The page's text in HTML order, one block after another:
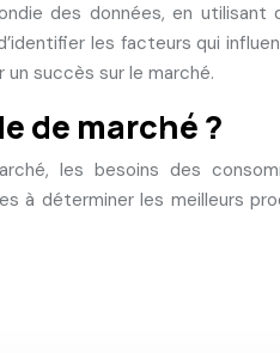
des données, en
les facteurs qui
succès sur le marché.
de marché ?
les besoins des
à déterminer les meilleurs